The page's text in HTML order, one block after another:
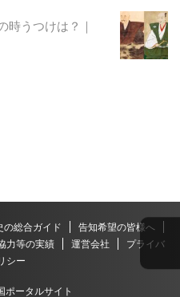
時うつけは？｜
の総合ガイド
告知希望の皆様へ
力等の実績 運営会社
プライバ
シー
ポータルサイト